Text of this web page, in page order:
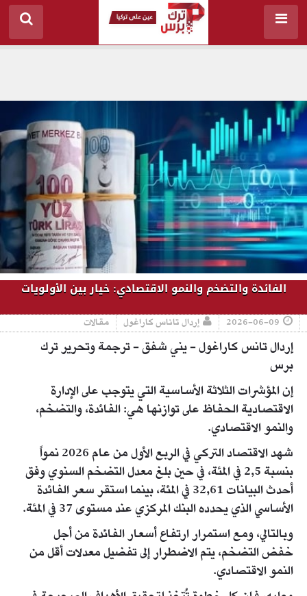
الفائدة والتضخم والنمو الاقتصادي: خيار بين الأولويات
2026-06-09 إردال تاناس كاراغول مقالات
إردال تانس كاراغول - يني شفق - ترجمة وتحرير ترك
برس
إن المؤشرات الثلاثة الأساسية التي يتوجب على الإدارة
الاقتصادية الحفاظ على توازنها هي: الفائدة، والتضخم،
والنمو الاقتصادي.
شهد الاقتصاد التركي في الربع الأول من عام 2026 نمواً
بنسبة 2,5 في المئة، في حين بلغ معدل التضخم السنوي وفق
أحدث البيانات 32,61 في المئة، بينما استقر سعر الفائدة
الأساسي الذي يحدده البنك المركزي عند مستوى 37 في المئة.
وبالتالي، ومع استمرار ارتفاع أسعار الفائدة من أجل
خفض التضخم، يتم الاضطرار إلى تفضيل معدلات أقل من
النمو الاقتصادي.